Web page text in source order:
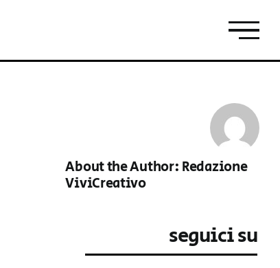
About the Author: Redazione
ViviCreativo
seguici su